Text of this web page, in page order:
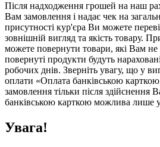
Після надходження грошей на наш
Вам замовлення і надає чек на
присутності кур'єра Ви можете
зовнішній вигляд та якість товару.
можете повернути товари, які Вам не
повернуті продукти будуть
робочих днів. Зверніть увагу, що у
оплати «Оплата банківською
замовлення тільки після здійснення
банківською карткою можлива лише
Увага!